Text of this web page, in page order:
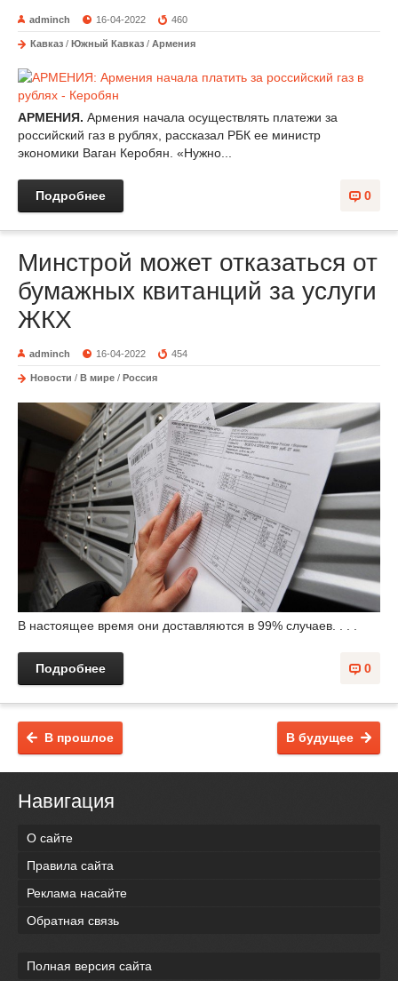
adminch 16-04-2022 460
Кавказ / Южный Кавказ / Армения
АРМЕНИЯ. Армения начала осуществлять платежи за
российский газ в рублях, рассказал РБК ее министр
экономики Ваган Керобян. «Нужно...
0
Подробнее
Минстрой может отказаться от
бумажных квитанций за услуги
ЖКХ
adminch 16-04-2022 454
Новости / В мире / Россия
В настоящее время они доставляются в 99% случаев. . . .
0
Подробнее
В будущее
В прошлое
Навигация
О сайте
Правила сайта
Реклама насайте
Обратная связь
Полная версия сайта